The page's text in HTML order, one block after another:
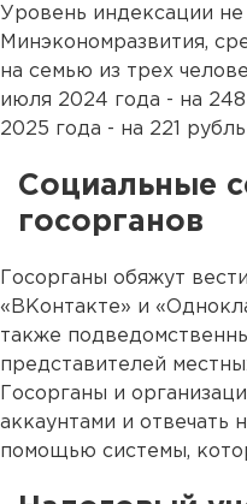
Уровень индексации
Минэкономразвития,
на семью из трех
июля 2024 года - на
2025 года - на 221
Социальные
госорганов
Госорганы обяжут
«ВКонтакте» и
также
представителей
Госорганы и
аккаунтами и отвечать
помощью системы,